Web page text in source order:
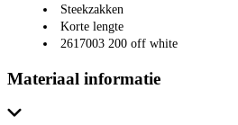
Steekzakken
Korte lengte
2617003 200 off white
Materiaal informatie